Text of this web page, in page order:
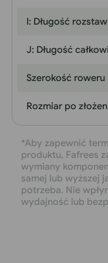
I: Długość
J: Długość
Szerokość roweru
Rozmiar po
*Aby zapewnić
produktu, Fafrees
wymiany
samej lub wyższej
potrzeba. Nie
wydajność lub